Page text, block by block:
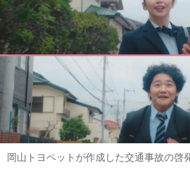
岡山トヨペットが作成した交通事故の啓